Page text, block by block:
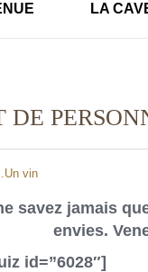
LA
DE
vin
savez jamais
envies.
id=”6028″]